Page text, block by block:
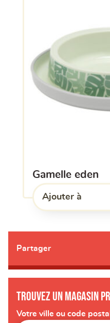
gamelle eden
Ajouter à
l'une de mes
Partager
Trouvez un magasin
Votre ville ou code postal